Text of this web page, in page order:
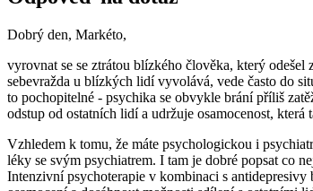
Dobrý den, Markéto,
vyrovnat se se ztrátou blízkého člověka, který
sebevražda u blízkých lidí vyvolává, vede často do
to pochopitelné - psychika se obvykle brání příliš
odstup od ostatních lidí a udržuje osamocenost,
Vzhledem k tomu, že máte psychologickou i
léky se svým psychiatrem. I tam je dobré popsat co
Intenzivní psychoterapie v kombinaci s